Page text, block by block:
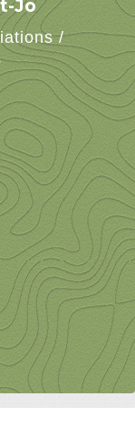
Jo
/